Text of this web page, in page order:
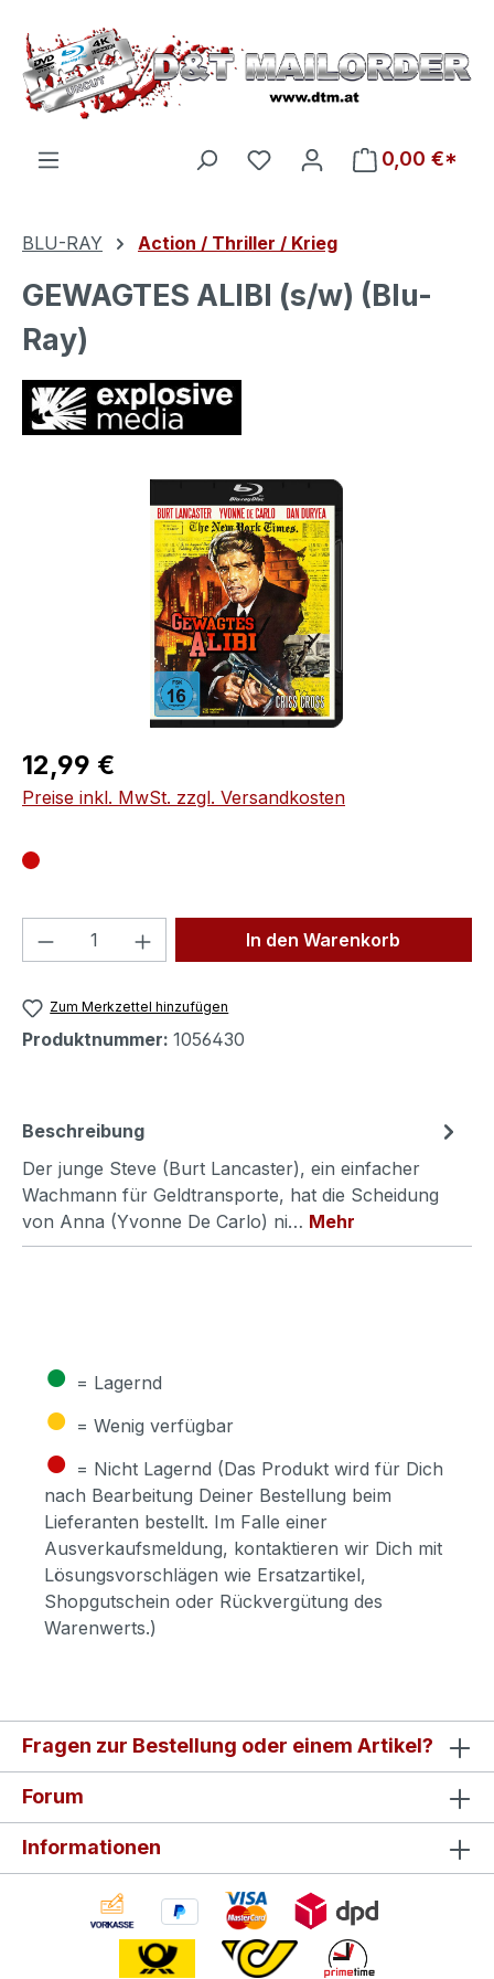
Zum Hauptinhalt springen
Du hast 0 Produkte auf
0,00 €*
BLU-RAY Action / Thriller / Krieg
GEWAGTES ALIBI (s/w) (Blu-
Ray)
Bildergalerie überspringen
Regulärer Preis:
12,99 €
Preise inkl. MwSt. zzgl. Versandkosten
Produkt Anzahl: Gib denIn den Warenkorb
Zum Merkzettel hinzufügen
Produktnummer: 1056430
Beschreibung
Der junge Steve (Burt Lancaster), ein einfacher
Wachmann für Geldtransporte, hat die Scheidung
von Anna (Yvonne De Carlo) ni… Mehr
● = Lagernd
● = Wenig verfügbar
● = Nicht Lagernd (Das Produkt wird für Dich
nach Bearbeitung Deiner Bestellung beim
Lieferanten bestellt. Im Falle einer
Ausverkaufsmeldung, kontaktieren wir Dich mit
Lösungsvorschlägen wie Ersatzartikel,
Shopgutschein oder Rückvergütung des
Warenwerts.)
Fragen zur Bestellung oder einem Artikel?
Forum
Informationen